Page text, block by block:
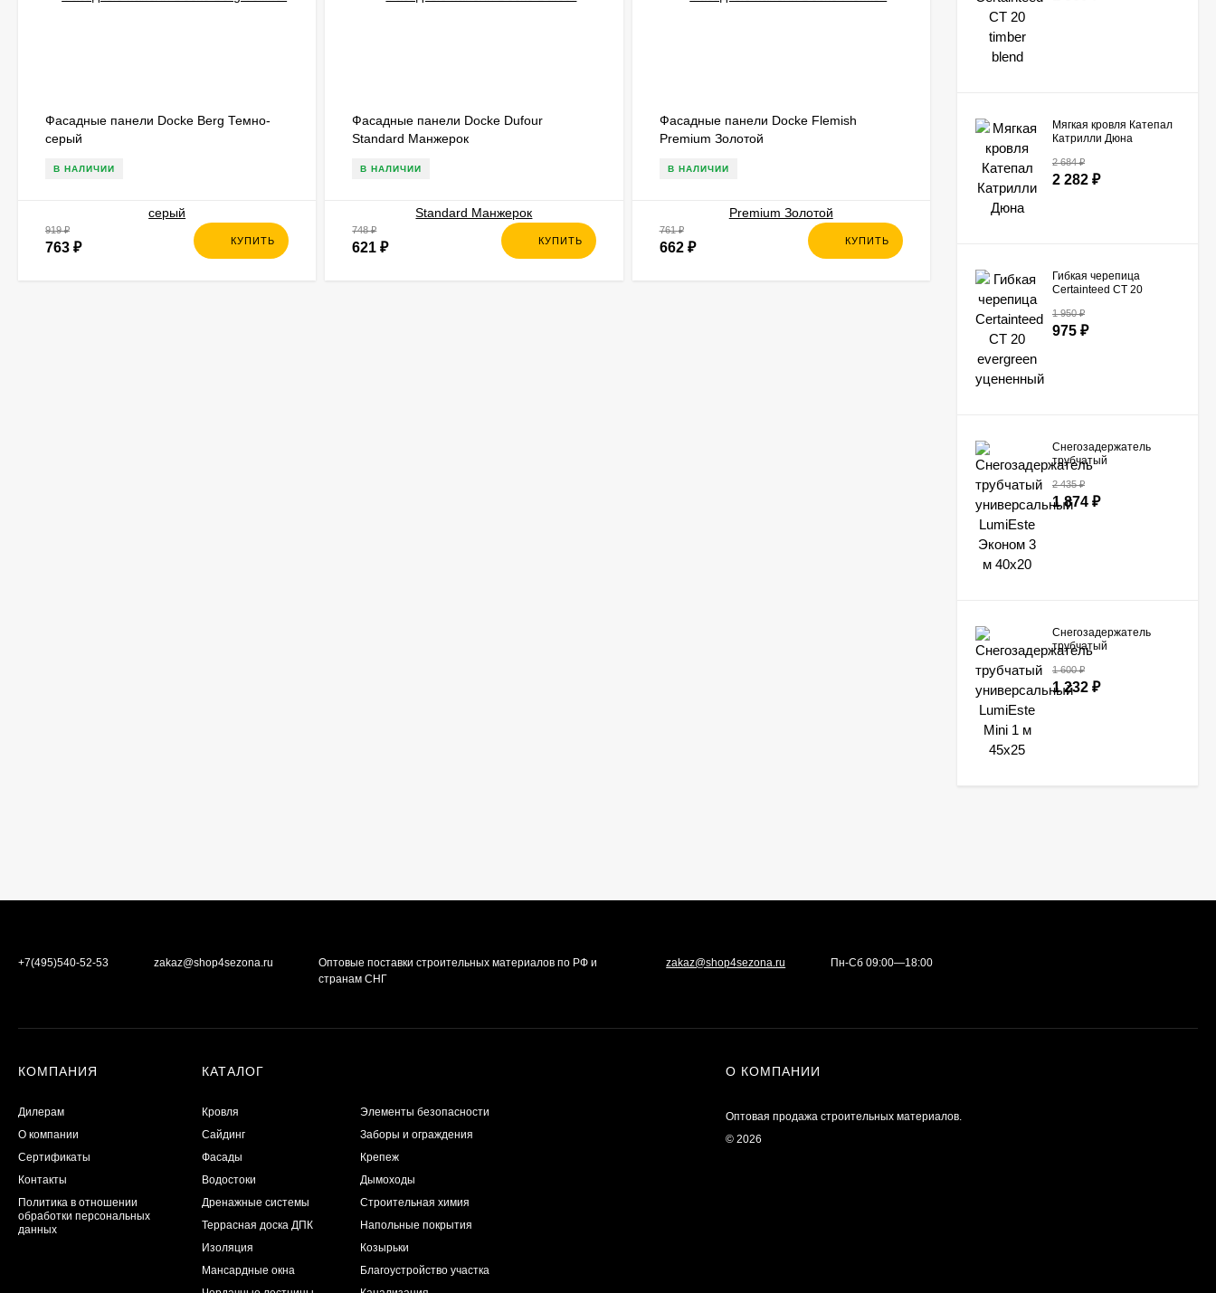
Фасадные панели Docke Berg Темно-
серый
В НАЛИЧИИ
919₽
763 ₽ КУПИТЬ
Фасадные панели Docke Dufour
Standard Манжерок
В НАЛИЧИИ
748₽
621₽ КУПИТЬ
Фасадные панели Docke Flemish
Premium Золотой
В НАЛИЧИИ
761₽
662 ₽ КУПИТЬ
Фасадные панели Docke Flemish
Premium Янтарный
В НАЛИЧИИ
Мягкая кровля Катепал
Катрилли Дюна
2 684₽
2 282 ₽
Гибкая черепица
Certainteed СТ 20
1 950₽
975 ₽
Снегозадержатель
трубчатый
LumiEste Эконом 3 м
40х20
2 435₽
1 874 ₽
Снегозадержатель
трубчатый
LumiEste Mini 1 м 45х25
1 600₽
1 232 ₽
+7(495)540-52-53 zakaz@shop4sezona.ru
Оптовые поставки строительных материалов по РФ и
странам СНГ
zakaz@shop4sezona.ru Пн-Сб 09:00—18:00
КОМПАНИЯ
Дилерам
О компании
Сертификаты
Контакты
Политика в отношении
обработки персональных
данных
КАТАЛОГ
Кровля
Сайдинг
Фасады
Водостоки
Дренажные системы
Террасная доска ДПК
Изоляция
Мансардные окна
Элементы безопасности
Заборы и ограждения
Крепеж
Дымоходы
Строительная химия
Напольные покрытия
Козырьки
Благоустройство участка
О КОМПАНИИ
Оптовая продажа строительных материалов.
© 2026